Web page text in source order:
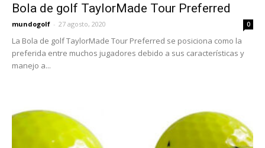
Bola de golf TaylorMade Tour Preferred
mundogolf - 27 agosto, 2020 0
La Bola de golf TaylorMade Tour Preferred se posiciona como la
preferida entre muchos jugadores debido a sus características y
manejo a...